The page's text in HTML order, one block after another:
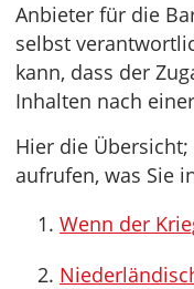
Anbieter für die
selbst
kann, dass der
Inhalten nach
Hier die
aufrufen, was Sie
Wenn der